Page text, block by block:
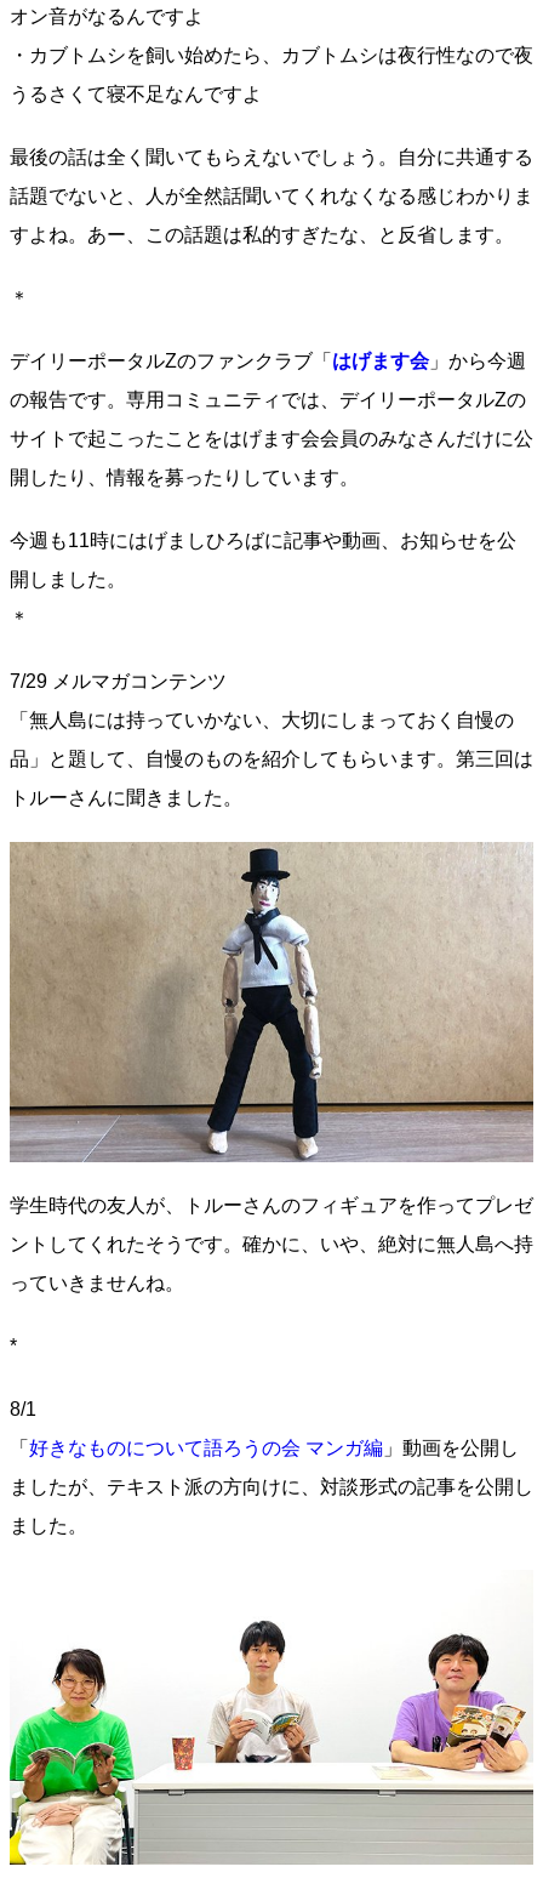
オン音がなるんですよ
・カブトムシを飼い始めたら、カブトムシは夜行性なので夜
うるさくて寝不足なんですよ
最後の話は全く聞いてもらえないでしょう。自分に共通する
話題でないと、人が全然話聞いてくれなくなる感じわかりま
すよね。あー、この話題は私的すぎたな、と反省します。
＊
デイリーポータルZのファンクラブ「 はげます会」から今週
の報告です。専用コミュニティでは、デイリーポータルZの
サイトで起こったことをはげます会会員のみなさんだけに公
開したり、情報を募ったりしています。
今週も11時にはげましひろばに記事や動画、お知らせを公
開しました。
＊
7/29 メルマガコンテンツ
「無人島には持っていかない、大切にしまっておく自慢の
品」と題して、自慢のものを紹介してもらいます。第三回は
トルーさんに聞きました。
学生時代の友人が、トルーさんのフィギュアを作ってプレゼ
ントしてくれたそうです。確かに、いや、絶対に無人島へ持
っていきませんね。
*
8/1
「 好きなものについて語ろうの会 マンガ編 」動画を公開し
ましたが、テキスト派の方向けに、対談形式の記事を公開し
ました。